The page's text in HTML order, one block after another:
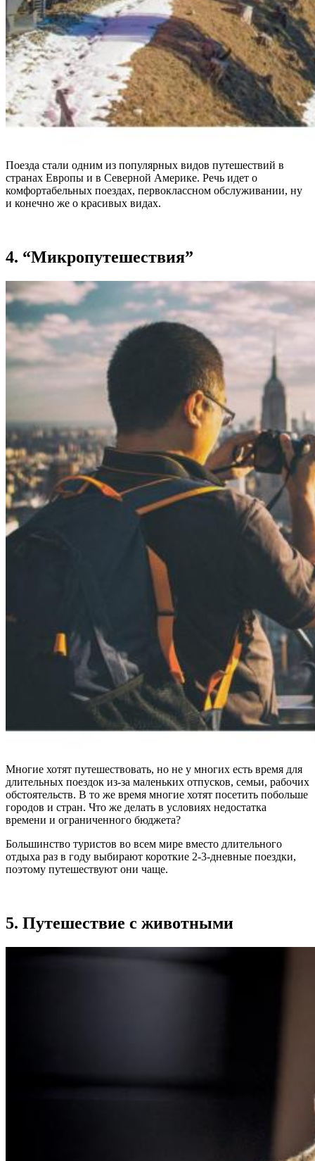
Поезда стали одним из популярных видов путешествий в
странах Европы и в Северной Америке. Речь идет о
комфортабельных поездах, первоклассном обслуживании, ну
и конечно же о красивых видах.
4. “Микропутешествия”
Многие хотят путешествовать, но не у многих есть время для
длительных поездок из-за маленьких отпусков, семьи, рабочих
обстоятельств. В то же время многие хотят посетить побольше
городов и стран. Что же делать в условиях недостатка
времени и ограниченного бюджета?
Большинство туристов во всем мире вместо длительного
отдыха раз в году выбирают короткие 2-3-дневные поездки,
поэтому путешествуют они чаще.
5. Путешествие с животными